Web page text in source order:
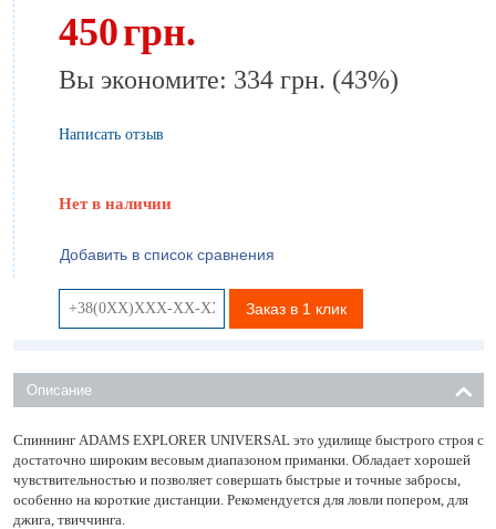
450грн.
Вы экономите: 334грн. (43%)
Написать отзыв
Нет в наличии
Добавить в список сравнения
Заказ в 1 клик
Описание
Спиннинг ADAMS EXPLORER UNIVERSAL это удилище быстрого строя с
достаточно широким весовым диапазоном приманки. Обладает хорошей
чувствительностью и позволяет совершать быстрые и точные забросы,
особенно на короткие дистанции. Рекомендуется для ловли попером, для
джига, твиччинга.